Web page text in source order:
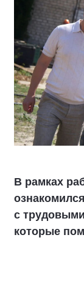
В рамках
с
которые